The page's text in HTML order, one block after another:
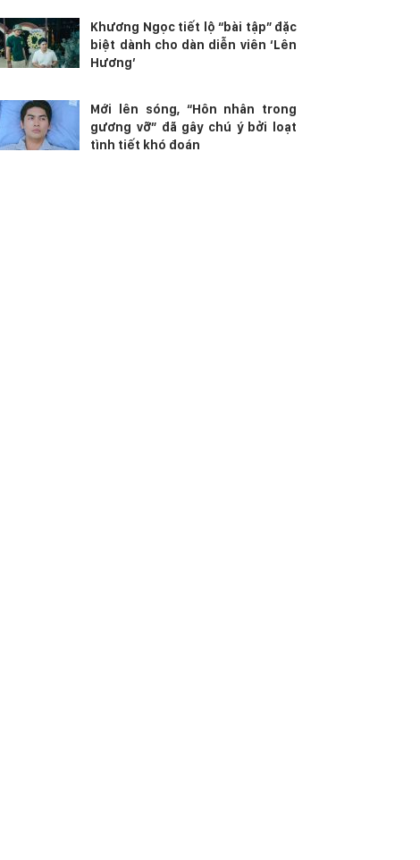
Khương Ngọc tiết lộ “bài tập” đặc
biệt dành cho dàn diễn viên ‘Lên
Hương’
Mới lên sóng, “Hôn nhân trong
gương vỡ” đã gây chú ý bởi loạt
tình tiết khó đoán